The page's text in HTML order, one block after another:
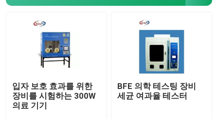
제품
입자 보호 효과를 위한
장비를 시험하는 300W
의료 기기
BFE 의학 테스팅 장비
세균 여과율 테스터